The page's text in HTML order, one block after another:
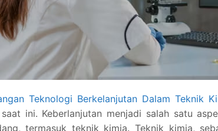
Teknologi Berkelanjutan Dalam Teknik
ini. Keberlanjutan menjadi salah satu
termasuk teknik kimia. Teknik kimia,